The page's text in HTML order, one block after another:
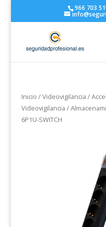
966 703
Inicio /Videovigilancia /
Videovigilancia /
6P1U-SWITCH